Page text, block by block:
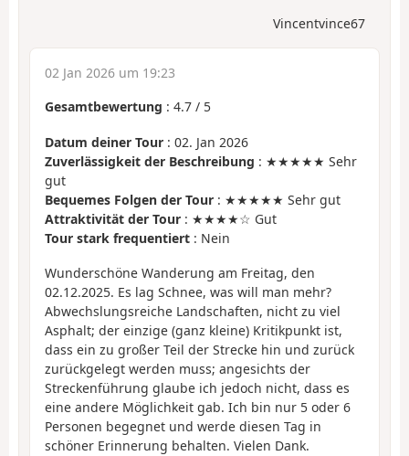
Vincentvince67
02 Jan 2026 um 19:23
Gesamtbewertung : 4.7 / 5
Datum deiner Tour : 02. Jan 2026
Zuverlässigkeit der Beschreibung : ★★★★★ Sehr
gut
Bequemes Folgen der Tour : ★★★★★ Sehr gut
Attraktivität der Tour : ★★★★☆ Gut
Tour stark frequentiert : Nein
Wunderschöne Wanderung am Freitag, den
02.12.2025. Es lag Schnee, was will man mehr?
Abwechslungsreiche Landschaften, nicht zu viel
Asphalt; der einzige (ganz kleine) Kritikpunkt ist,
dass ein zu großer Teil der Strecke hin und zurück
zurückgelegt werden muss; angesichts der
Streckenführung glaube ich jedoch nicht, dass es
eine andere Möglichkeit gab. Ich bin nur 5 oder 6
Personen begegnet und werde diesen Tag in
schöner Erinnerung behalten. Vielen Dank.